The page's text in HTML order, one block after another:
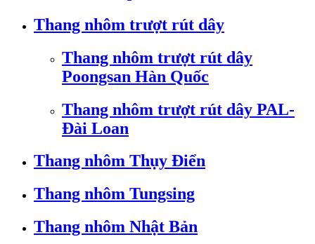
Thang nhôm trượt rút dây
Thang nhôm trượt rút dây
Poongsan Hàn Quốc
Thang nhôm trượt rút dây PAL-
Đài Loan
Thang nhôm Thụy Điển
Thang nhôm Tungsing
Thang nhôm Nhật Bản